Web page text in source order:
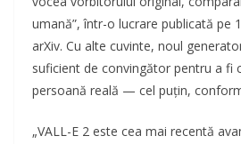
umană”, într-o lucrare publicată pe
arXiv. Cu alte cuvinte, noul
suficient de convingător pentru a fi
persoană reală — cel puțin,
„VALL-E 2 este cea mai recentă